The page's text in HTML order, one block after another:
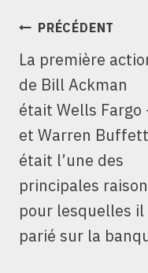
NAVIGATION
L’ARTICLE
PRÉCÉDENT
La première
de Bill Ackman
était Wells Fargo
et Warren Buffett
était l’une des
principales
pour lesquelles il
parié sur la